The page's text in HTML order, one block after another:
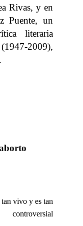
Rivas, y en
Puente, un
literaria
(1947-2009),
vivo y es tan
controversial